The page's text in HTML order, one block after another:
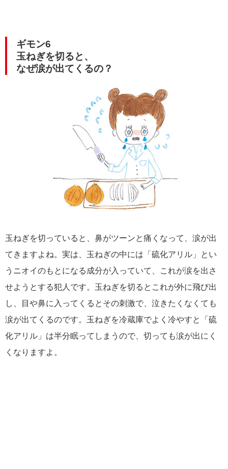
ギモン6
玉ねぎを切ると、
なぜ涙が出てくるの？
玉ねぎを切っていると、鼻がツーンと痛くなって、涙が出
てきますよね。実は、玉ねぎの中には「硫化アリル」とい
うニオイのもとになる成分が入っていて、これが涙を出さ
せようとする犯人です。玉ねぎを切るとこれが外に飛び出
し、目や鼻に入ってくるとその刺激で、泣きたくなくても
涙が出てくるのです。玉ねぎを冷蔵庫でよく冷やすと「硫
化アリル」は半分眠ってしまうので、切っても涙が出にく
くなりますよ。